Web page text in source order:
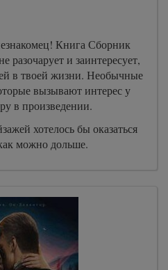
Книга Сборник
разочарует и заинтересует,
в твоей жизни. Необычные
вызывают интерес у
в произведении.
хотелось бы оказаться
можно дольше.